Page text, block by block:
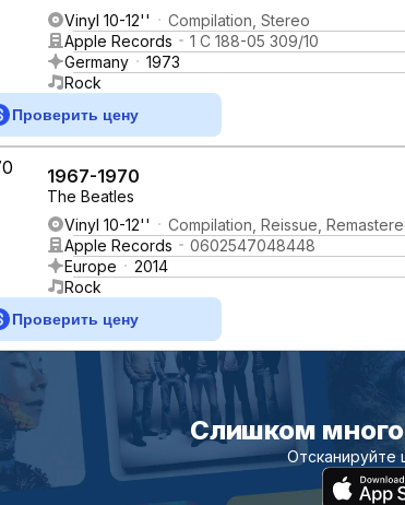
Vinyl 10-12''
Compilation, Stereo
Apple Records
1 C 188-05 309/10
Germany
1973
Rock
Проверить цену
1967-1970
The Beatles
Vinyl 10-12''
Compilation, Reissue,
Apple Records
0602547048448
Europe
2014
Rock
Проверить цену
Слишком много
Отсканируйте